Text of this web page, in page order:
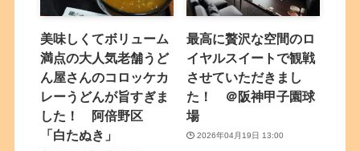
美味しくてボリューム
満点の大人気老舗うど
ん屋さんのコロッケカ
レーうどんが旨すぎま
した！ 阿倍野区
「白たぬき」
最高に贅沢な空間のロ
イヤルスイートで観戦
させていただきまし
た！ ＠阪神甲子園球
場
2026年04月19日 13:00